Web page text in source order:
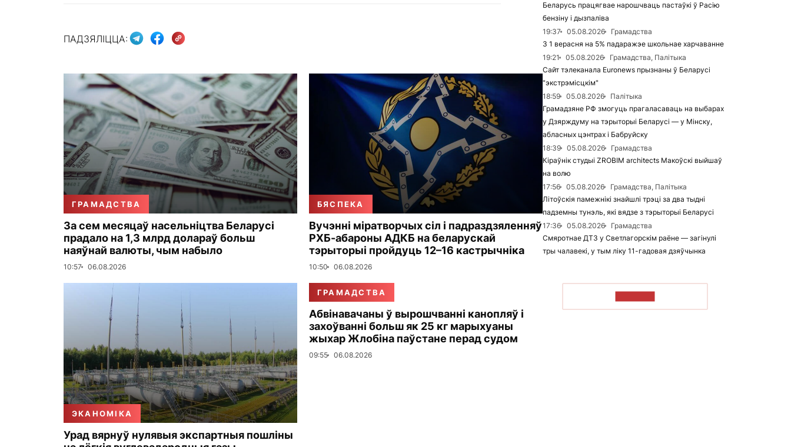
ПАДЗЯЛІЦЦА:
ГРАМАДСТВА
За сем месяцаў насельніцтва Беларусі
прадало на 1,3 млрд долараў больш
наяўнай валюты, чым набыло
10:57 06.08.2026
БЯСПЕКА
Вучэнні міратворчых сіл і падраздзяленняў
РХБ-абароны АДКБ на беларускай
тэрыторыі пройдуць 12–16 кастрычніка
10:50 06.08.2026
ЭКАНОМІКА
Урад вярнуў нулявыя экспартныя пошліны
ГРАМАДСТВА
Абвінавачаны ў вырошчванні канопляў і
захоўванні больш як 25 кг марыхуаны
жыхар Жлобіна паўстане перад судом
09:55 06.08.2026
Беларусь працягвае нарошчваць пастаўкі ў Расію
бензіну і дызпаліва
19:37
05.08.2026
Грамадства
З 1 верасня на 5% падаражэе школьнае харчаванне
19:21
05.08.2026
Грамадства, Палітыка
Сайт тэлеканала Euronews прызнаны ў Беларусі
"экстрэмісцкім"
18:59
05.08.2026
Палітыка
Грамадзяне РФ змогуць прагаласаваць на выбарах
у Дзярждуму на тэрыторыі Беларусі — у Мінску,
абласных цэнтрах і Бабруйску
18:39
05.08.2026
Грамадства
Кіраўнік студыі ZROBIM architects Макоўскі выйшаў
на волю
17:56
05.08.2026
Грамадства, Палітыка
Літоўскія памежнікі знайшлі трэці за два тыдні
падземны тунэль, які вядзе з тэрыторыі Беларусі
17:36
05.08.2026
Грамадства
Смяротнае ДТЗ у Светлагорскім раёне — загінулі
тры чалавекі, у тым ліку 11-гадовая дзяўчынка